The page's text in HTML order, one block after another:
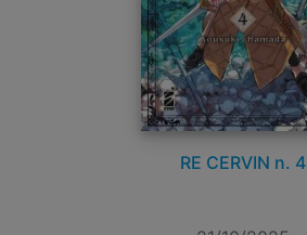
RE CERVIN n. 4